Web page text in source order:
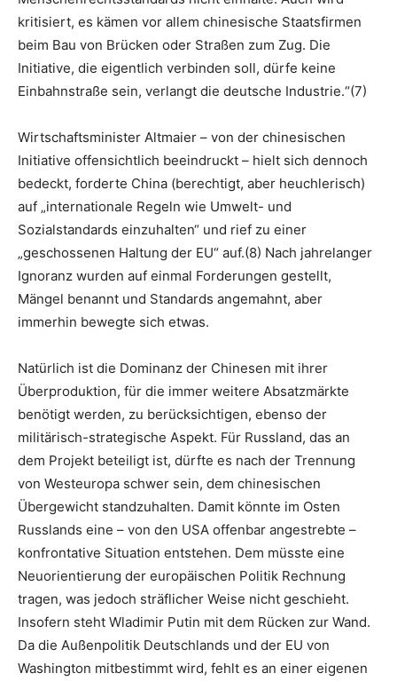
kritisiert, es kämen vor allem chinesische Staatsfirmen
beim Bau von Brücken oder Straßen zum Zug. Die
Initiative, die eigentlich verbinden soll, dürfe keine
Einbahnstraße sein, verlangt die deutsche Industrie.“(7)
Wirtschaftsminister Altmaier – von der chinesischen
Initiative offensichtlich beeindruckt – hielt sich dennoch
bedeckt, forderte China (berechtigt, aber heuchlerisch)
auf „internationale Regeln wie Umwelt- und
Sozialstandards einzuhalten“ und rief zu einer
„geschossenen Haltung der EU“ auf.(8) Nach jahrelanger
Ignoranz wurden auf einmal Forderungen gestellt,
Mängel benannt und Standards angemahnt, aber
immerhin bewegte sich etwas.
Natürlich ist die Dominanz der Chinesen mit ihrer
Überproduktion, für die immer weitere Absatzmärkte
benötigt werden, zu berücksichtigen, ebenso der
militärisch-strategische Aspekt. Für Russland, das an
dem Projekt beteiligt ist, dürfte es nach der Trennung
von Westeuropa schwer sein, dem chinesischen
Übergewicht standzuhalten. Damit könnte im Osten
Russlands eine – von den USA offenbar angestrebte –
konfrontative Situation entstehen. Dem müsste eine
Neuorientierung der europäischen Politik Rechnung
tragen, was jedoch sträflicher Weise nicht geschieht.
Insofern steht Wladimir Putin mit dem Rücken zur Wand.
Da die Außenpolitik Deutschlands und der EU von
Washington mitbestimmt wird, fehlt es an einer eigenen